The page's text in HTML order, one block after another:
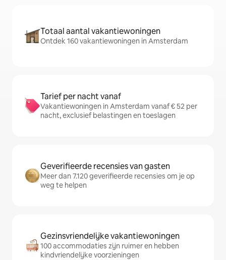
Totaal aantal vakantiewoningen
Ontdek 160 vakantiewoningen in Amsterdam
Tarief per nacht vanaf
Vakantiewoningen in Amsterdam vanaf € 52 per
nacht, exclusief belastingen en toeslagen
Geverifieerde recensies van gasten
Meer dan 7.120 geverifieerde recensies om je op
weg te helpen
Gezinsvriendelijke vakantiewoningen
100 accommodaties zijn ruimer en hebben
kindvriendelijke voorzieningen